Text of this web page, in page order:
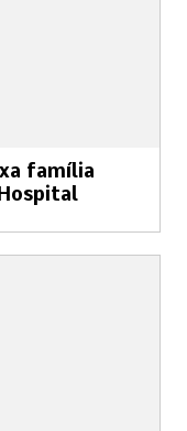
família